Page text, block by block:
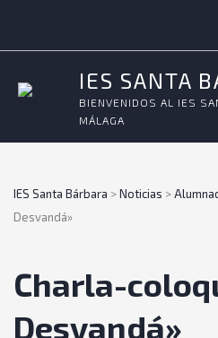
IES SANTA
BIENVENIDOS AL IES
MÁLAGA
IES Santa Bárbara >Noticias >
Desvandá»
Charla-
Desvandá»